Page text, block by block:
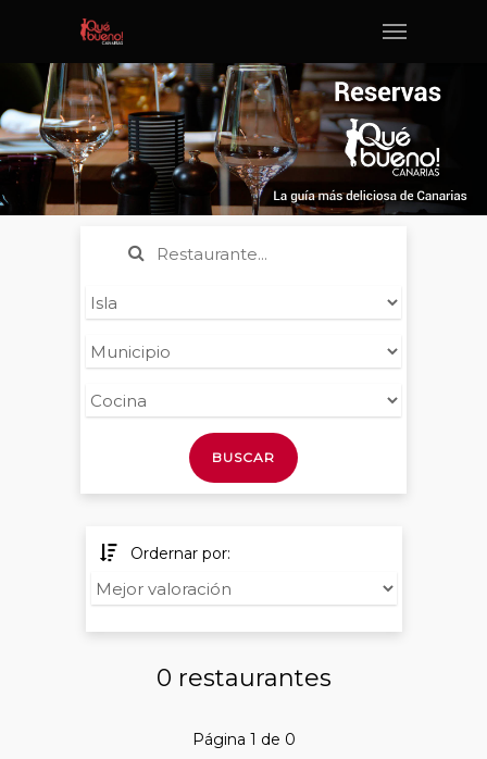
BUSCAR
Ordernar por:
0 restaurantes
Página 1 de 0